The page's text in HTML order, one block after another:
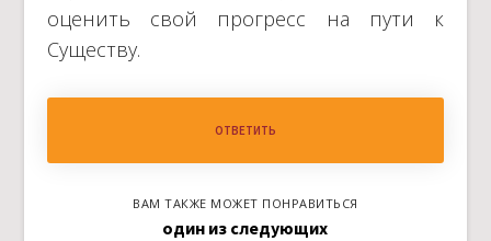
оценить свой прогресс на пути к
Существу.
ОТВЕТИТЬ
ВАМ ТАКЖЕ МОЖЕТ ПОНРАВИТЬСЯ
один из следующих